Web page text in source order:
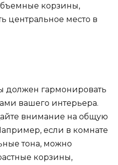
корзины,
центральное место в
гармонировать
вашего интерьера.
внимание на общую
если в комнате
тона, можно
корзины,